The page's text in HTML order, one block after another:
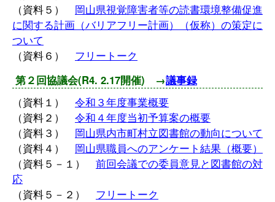
（資料５） 岡山県視覚障害者等の読書環境整備促進
に関する計画（バリアフリー計画）（仮称）の策定に
ついて
（資料６） フリートーク
第２回協議会(R4. 2.17開催) →議事録
（資料１） 令和３年度事業概要
（資料２） 令和４年度当初予算案の概要
（資料３） 岡山県内市町村立図書館の動向について
（資料４） 岡山県職員へのアンケート結果（概要）
（資料５－１） 前回会議での委員意見と図書館の対
応
（資料５－２） フリートーク